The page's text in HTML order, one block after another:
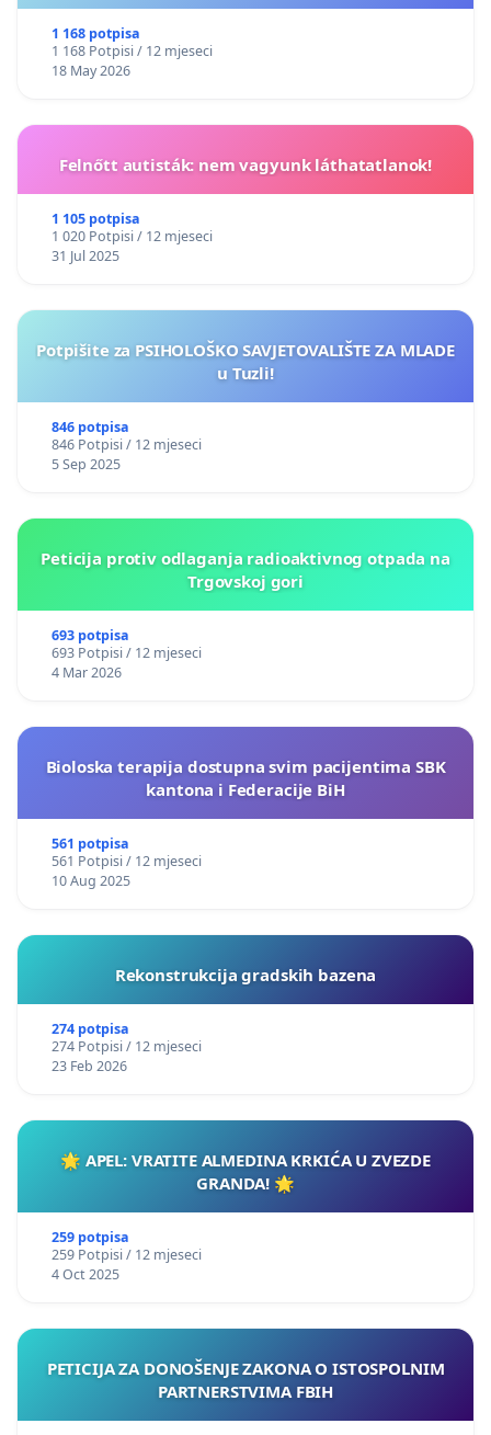
1 168 potpisa
1 168 Potpisi / 12 mjeseci
18 May 2026
Felnőtt autisták: nem vagyunk láthatatlanok!
1 105 potpisa
1 020 Potpisi / 12 mjeseci
31 Jul 2025
Potpišite za PSIHOLOŠKO SAVJETOVALIŠTE ZA MLADE
u Tuzli!
846 potpisa
846 Potpisi / 12 mjeseci
5 Sep 2025
Peticija protiv odlaganja radioaktivnog otpada na
Trgovskoj gori
693 potpisa
693 Potpisi / 12 mjeseci
4 Mar 2026
Bioloska terapija dostupna svim pacijentima SBK
kantona i Federacije BiH
561 potpisa
561 Potpisi / 12 mjeseci
10 Aug 2025
Rekonstrukcija gradskih bazena
274 potpisa
274 Potpisi / 12 mjeseci
23 Feb 2026
🌟 APEL: VRATITE ALMEDINA KRKIĆA U ZVEZDE
GRANDA! 🌟
259 potpisa
259 Potpisi / 12 mjeseci
4 Oct 2025
PETICIJA ZA DONOŠENJE ZAKONA O ISTOSPOLNIM
PARTNERSTVIMA FBIH